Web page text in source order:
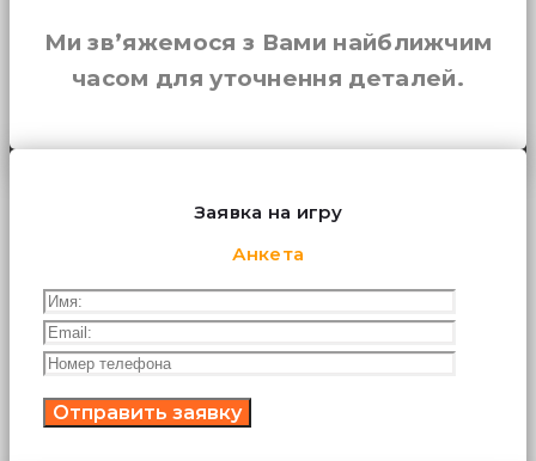
Ми зв’яжемося з Вами найближчим
часом для уточнення деталей.
Заявка на игру
Анкета